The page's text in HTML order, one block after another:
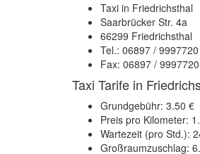
Taxi in Friedrichsthal
Saarbrücker Str. 4a
66299 Friedrichsthal
Tel.: 06897 / 9997720
Fax: 06897 / 9997720
Taxi Tarife in
Grundgebühr: 3.50 €
Preis pro Kilometer:
Wartezeit (pro Std.):
Großraumzuschlag: